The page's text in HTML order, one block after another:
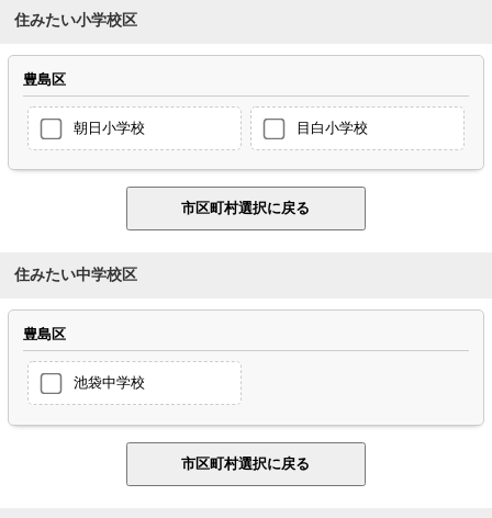
住みたい小学校区
豊島区
朝日小学校 目白小学校
住みたい中学校区
豊島区
池袋中学校